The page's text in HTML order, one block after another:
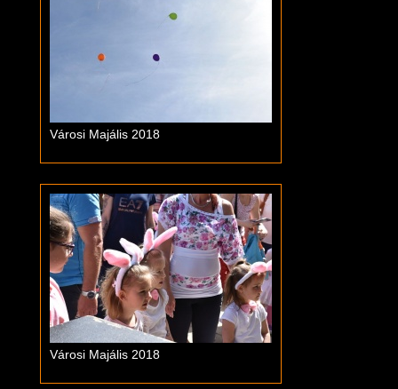
Városi Majális 2018
Városi Majális 2018